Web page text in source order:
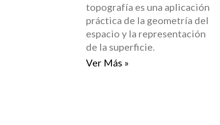
topografía es una aplicación
práctica de la geometría del
espacio y la representación
de la superficie.
Ver Más »